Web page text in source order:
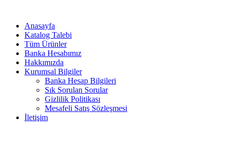
Anasayfa
Katalog Talebi
Tüm Ürünler
Banka Hesabımız
Hakkımızda
Kurumsal Bilgiler
Banka Hesap Bilgileri
Sık Sorulan Sorular
Gizlilik Politikası
Mesafeli Satış Sözleşmesi
İletişim